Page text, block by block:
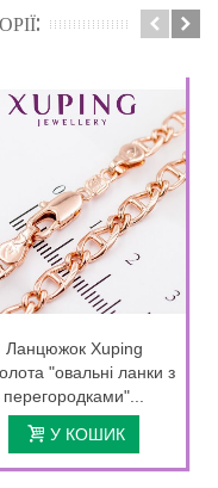
Ланцюжок Xuping
"овальні ланки з
перегородками"...
У КОШИК